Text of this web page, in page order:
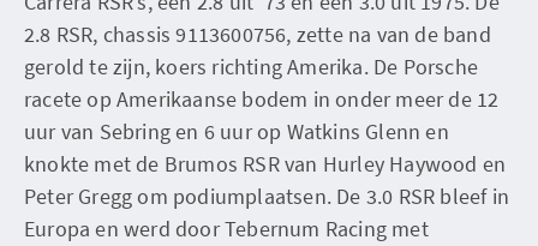
2.8 RSR, chassis 9113600756, zette na van de band
gerold te zijn, koers richting Amerika. De Porsche
racete op Amerikaanse bodem in onder meer de 12
uur van Sebring en 6 uur op Watkins Glenn en
knokte met de Brumos RSR van Hurley Haywood en
Peter Gregg om podiumplaatsen. De 3.0 RSR bleef in
Europa en werd door Tebernum Racing met